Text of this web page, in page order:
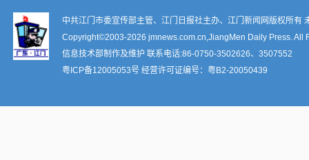
中共江门市委宣传部主管、江门日报社主办、江门新闻网版权所有
Copyright©2003-2026 jmnews.com.cn,JiangMen Daily Press. All
信息技术部制作及维护 联系电话:86-0750-3502626、3507552
粤ICP备12005053号 经营许可证编号： 粤B2-20050439